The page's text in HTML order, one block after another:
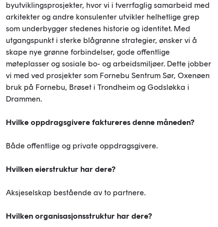
byutviklingsprosjekter, hvor vi i tverrfaglig samarbeid med
arkitekter og andre konsulenter utvikler helhetlige grep
som underbygger stedenes historie og identitet. Med
utgangspunkt i sterke blågrønne strategier, ønsker vi å
skape nye grønne forbindelser, gode offentlige
møteplasser og sosiale bo- og arbeidsmiljøer. Dette jobber
vi med ved prosjekter som Fornebu Sentrum Sør, Oxenøen
bruk på Fornebu, Brøset i Trondheim og Godsløkka i
Drammen.
Hvilke oppdragsgivere faktureres denne måneden?
Både offentlige og private oppdragsgivere.
Hvilken eierstruktur har dere?
Aksjeselskap bestående av to partnere.
Hvilken organisasjonsstruktur har dere?